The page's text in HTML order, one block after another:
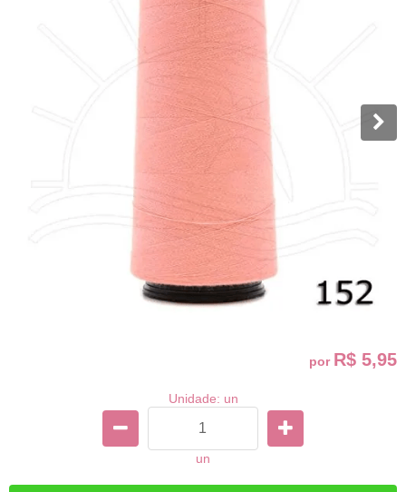
por R$ 5,95
Unidade: un
un